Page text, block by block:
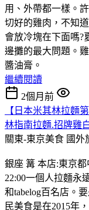
用、外帶都一樣。
切好的雞肉，不知
會放冷塊在下面嗎?
邊攤的最大問題。
醬油膏。
繼續閱讀
2個月前
【日本米其林拉麵
林指南拉麵.招牌雞
關東-東京美食 國外
銀座 篝 本店:東京都
22:00一個人拉麵永
和tabelog百名店。
民美食是在2015年